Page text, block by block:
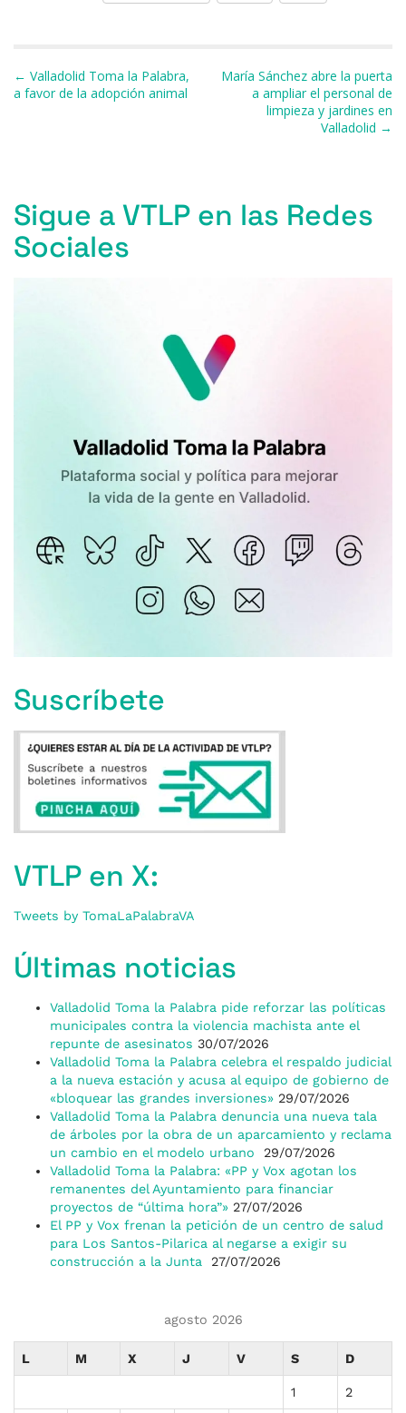
b
o
k
y
d
s
a
m
ar
ti
r
Navegación de entradas
← Valladolid Toma la Palabra,
a favor de la adopción animal
María Sánchez abre la puerta
a ampliar el personal de
limpieza y jardines en
Valladolid →
Sigue a VTLP en las Redes
Sociales
Suscríbete
VTLP en X:
Tweets by TomaLaPalabraVA
Últimas noticias
Valladolid Toma la Palabra pide reforzar las políticas
municipales contra la violencia machista ante el
repunte de asesinatos 30/07/2026
Valladolid Toma la Palabra celebra el respaldo judicial
a la nueva estación y acusa al equipo de gobierno de
«bloquear las grandes inversiones» 29/07/2026
Valladolid Toma la Palabra denuncia una nueva tala
de árboles por la obra de un aparcamiento y reclama
un cambio en el modelo urbano
29/07/2026
Valladolid Toma la Palabra: «PP y Vox agotan los
remanentes del Ayuntamiento para financiar
proyectos de “última hora”» 27/07/2026
El PP y Vox frenan la petición de un centro de salud
para Los Santos-Pilarica al negarse a exigir su
construcción a la Junta
27/07/2026
agosto 2026
L M X J V S D
1 2